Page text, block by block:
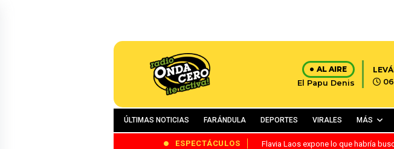
AL AIRE
El Papu Denis
ÚLTIMAS NOTICIAS FARÁNDULA DEPORTES VIRALES MÁS
ESPECTÁCULOS Flavia Laos expone lo que habría